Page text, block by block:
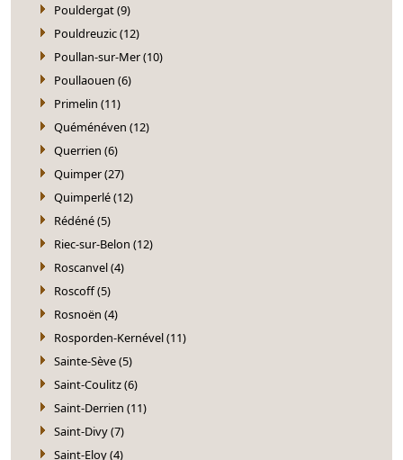
Pouldergat (9)
Pouldreuzic (12)
Poullan-sur-Mer (10)
Poullaouen (6)
Primelin (11)
Quéménéven (12)
Querrien (6)
Quimper (27)
Quimperlé (12)
Rédéné (5)
Riec-sur-Belon (12)
Roscanvel (4)
Roscoff (5)
Rosnoën (4)
Rosporden-Kernével (11)
Sainte-Sève (5)
Saint-Coulitz (6)
Saint-Derrien (11)
Saint-Divy (7)
Saint-Eloy (4)